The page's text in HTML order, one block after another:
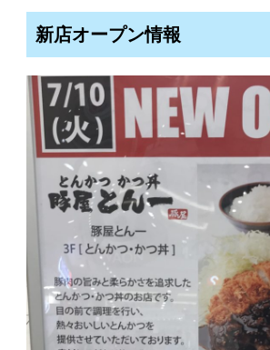
新店オープン情報